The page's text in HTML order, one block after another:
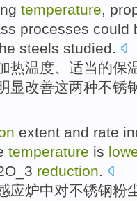
temperature
processes could
steels studied.
热温度 适当的保
显改善这两种不锈
extent and rate
temperature is
reduction.
应炉中对不锈钢粉